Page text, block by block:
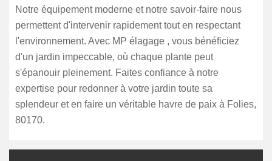
Notre équipement moderne et notre savoir-faire nous
permettent d'intervenir rapidement tout en respectant
l'environnement. Avec MP élagage , vous bénéficiez
d'un jardin impeccable, où chaque plante peut
s'épanouir pleinement. Faites confiance à notre
expertise pour redonner à votre jardin toute sa
splendeur et en faire un véritable havre de paix à Folies,
80170.